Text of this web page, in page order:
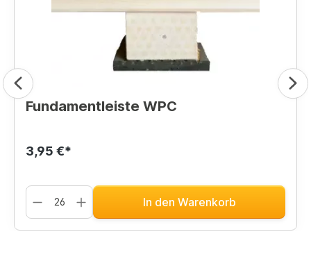
Fundamentleiste WPC
3,95 €*
In den Warenkorb